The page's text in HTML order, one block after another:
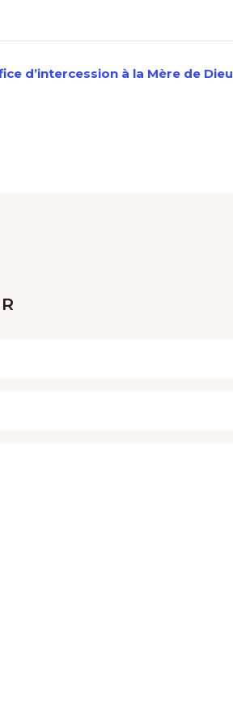
d’intercession à la Mère de Dieu